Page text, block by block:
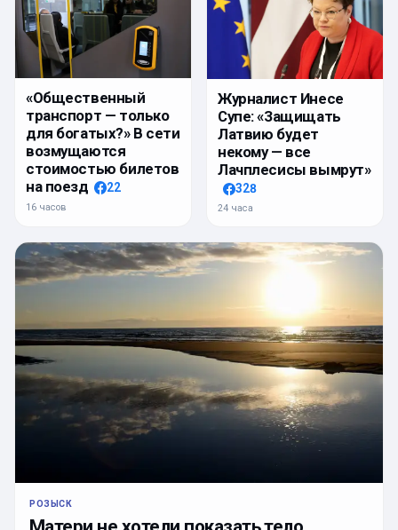
«Общественный
транспорт — только
для богатых?» В сети
возмущаются
стоимостью билетов
на поезд
22
16 часов
Журналист Инесе
Супе: «Защищать
Латвию будет
некому — все
Лачплесисы вымрут»
328
24 часа
РОЗЫСК